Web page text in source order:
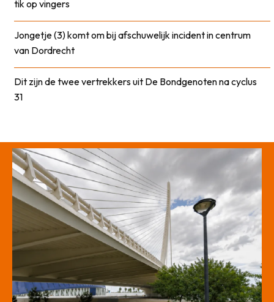
tik op vingers
Jongetje (3) komt om bij afschuwelijk incident in centrum
van Dordrecht
Dit zijn de twee vertrekkers uit De Bondgenoten na cyclus
31